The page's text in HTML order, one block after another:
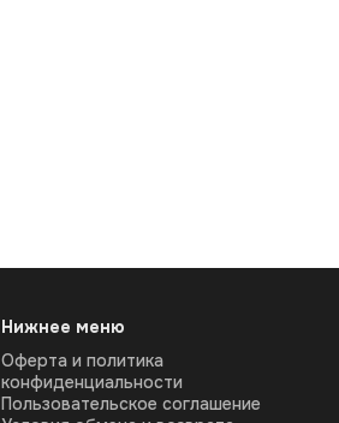
Нижнее меню
Оферта и политика
конфиденциальности
Пользовательское соглашение